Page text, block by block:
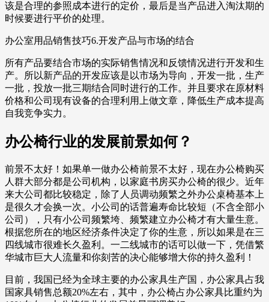
该是合理的参照成本进行的定价，最后是当产品进入淘汰期的
时候要进行平价的处理。
办公室用品销售技巧6.开发产品与市场的结合
所有产品要结合市场的实际销售情况和反馈情况进行开发和生
产。所以新产品的开发应该是以市场为导向，开发一批，生产
一批，投放一批三期结合同时进行的工作。并且要求在原材料
价格和公司现有设备的合理利用上做文章，降低生产成本提高
自我竞争实力。
办公椅行业的发展前景如何？
前景不太好！如果单一做办公椅前景不太好，现在办公椅购买
人群大部分都是公司机构，以家庭书房买办公椅的很少。近年
来大公司都比较稳定，除了人员调动频繁之外办公桌椅基本上
是很久才会换一次。小公司的话普遍寿命比较短（不含全部小
公司），只有小公司频繁垮、频繁建立办公椅才有大量生意。
根据您所在的地区经济条件决定了你的生意，所以如果是在三
四线城市很难长久盈利。一二线城市的话可以做一下，凭借繁
华城市巨大人流量和你刻苦的决心能够增大你的持久盈利！
目前，我国已经为全球主要的办公家具生产国，办公家具占我
国家具销售总额20%左右，其中，办公椅占办公家具比重约为